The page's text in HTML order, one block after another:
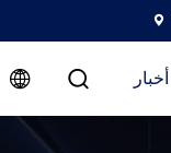
أخبار